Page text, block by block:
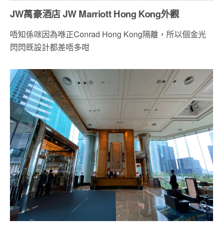
JW萬豪酒店 JW Marriott Hong Kong外觀
唔知係咪因為喺正Conrad Hong Kong隔離，所以個金光
閃閃既設計都差唔多咁